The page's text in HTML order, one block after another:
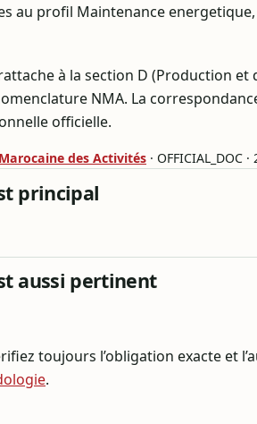
au profil Maintenance
à la section D (Production
NMA. La
officielle.
des Activités · OFFICIAL_DOC
principal
aussi pertinent
toujours l’obligation exacte et
.